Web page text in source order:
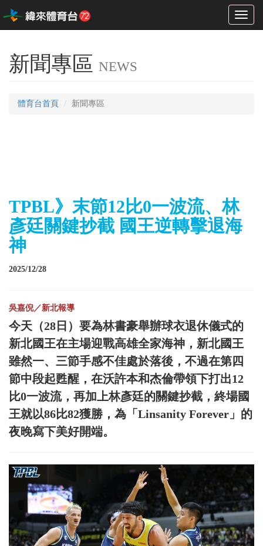
Toggle
新聞專區 NEWS
體育台首頁 新聞專區
TPBL》末節12比0一波流、林
彥廷關鍵抄截 國王逆轉擊退海
神
2025/12/28
吳嘉倪／新北報導
今天（28日）要為林書豪舉辦球衣退休儀式的
新北國王在主場迎戰高雄全家海神，新北國王
雖然一、三節手感不佳處於落後，不過在第四
節中段起甦醒，在沃許本和杰倫帶領下打出12
比0一波流，再加上林彥廷的關鍵抄截，終場國
王就以86比82獲勝，為「Linsanity Forever」的
夜晚寫下美好開端。